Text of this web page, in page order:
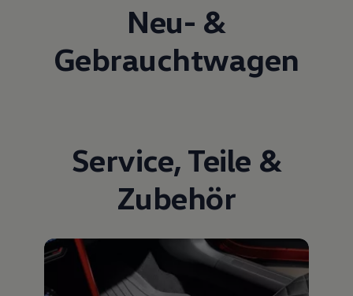
Neu- &
Gebrauchtwagen
Service, Teile &
Zubehör